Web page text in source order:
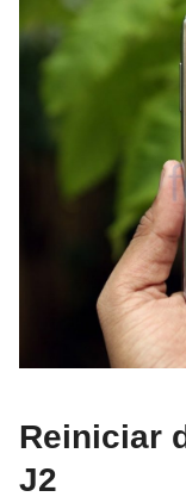
Reiniciar
J2